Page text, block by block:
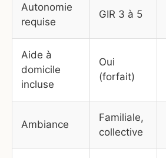
Autonomie
requise
GIR 3 à 5
Aide à
domicile
incluse
Oui
(forfait)
Ambiance
Familiale,
collective